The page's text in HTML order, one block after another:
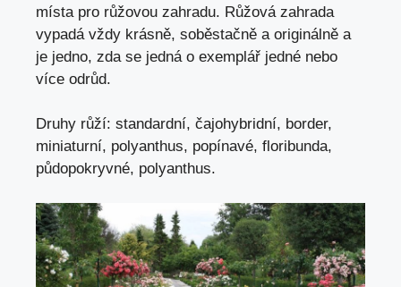
místa pro růžovou zahradu. Růžová zahrada
vypadá vždy krásně, soběstačně a originálně a
je jedno, zda se jedná o exemplář jedné nebo
více odrůd.
Druhy růží: standardní, čajohybridní, border,
miniaturní, polyanthus, popínavé, floribunda,
půdopokryvné, polyanthus.